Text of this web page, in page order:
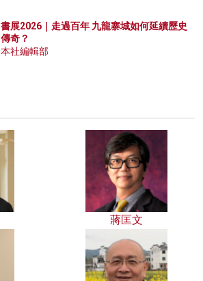
書展2026｜走過百年 九龍寨城如何延續歷史
傳奇？
本社編輯部
蔣匡文